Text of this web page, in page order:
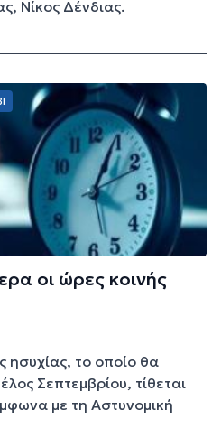
Νίκος Δένδιας.
οι ώρες κοινής
ησυχίας, το οποίο θα
Σεπτεμβρίου, τίθεται
με τη Αστυνομική